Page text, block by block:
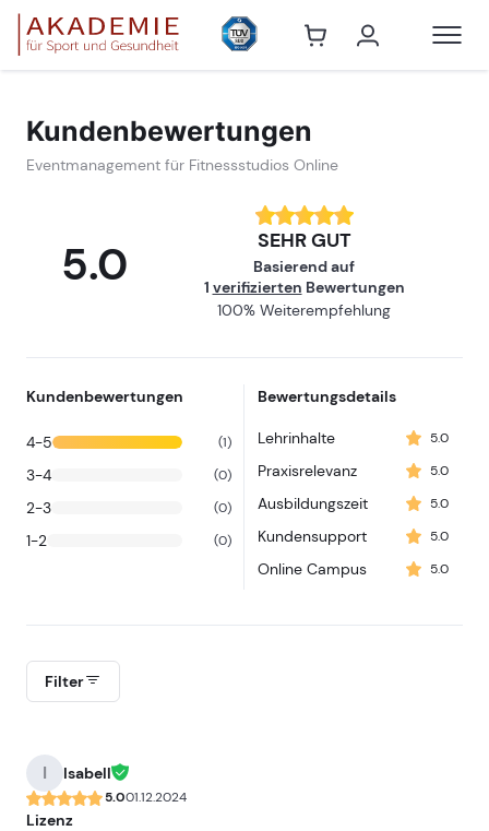
Kundenbewertungen
Eventmanagement für Fitnessstudios Online
5.0 SEHR GUT
Basierend auf
1 verifizierten Bewertungen
100% Weiterempfehlung
Kundenbewertungen
4-5 (1)
3-4 (0)
2-3 (0)
1-2 (0)
Bewertungsdetails
Lehrinhalte 5.0
Praxisrelevanz 5.0
Ausbildungszeit 5.0
Kundensupport 5.0
Online Campus 5.0
Filter
I Isabell
5.001.12.2024
Lizenz